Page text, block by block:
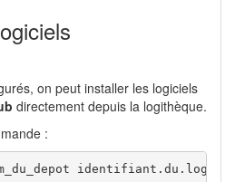
on peut installer les logiciels
directement depuis la logithèque.
: